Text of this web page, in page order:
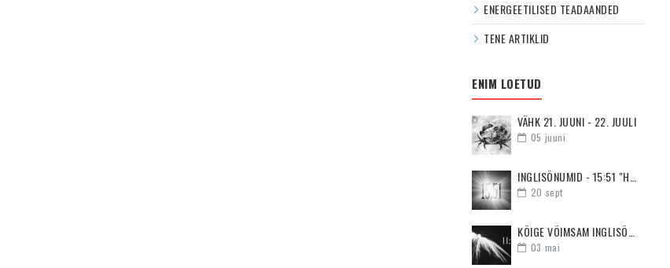
ENERGEETILISED TEADAANDED
TENE ARTIKLID
ENIM LOETUD
VÄHK 21. JUUNI - 22. JUULI
05 juuni
20 sept
03 mai